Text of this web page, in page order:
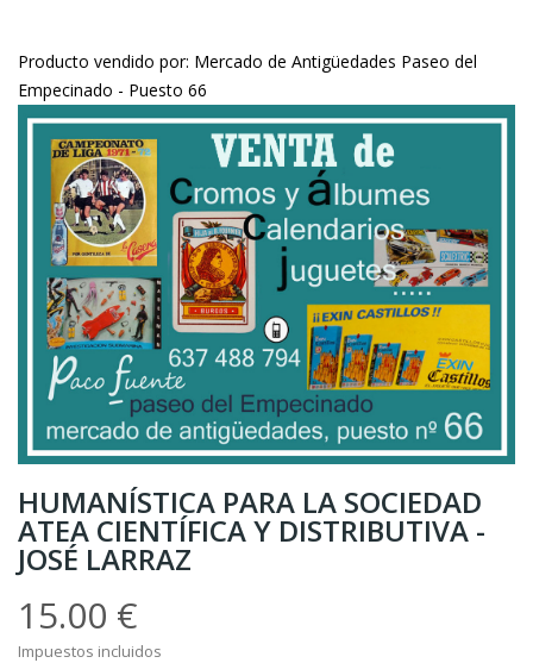
Producto vendido por: Mercado de Antigüedades Paseo del
Empecinado - Puesto 66
HUMANÍSTICA PARA LA SOCIEDAD
ATEA CIENTÍFICA Y DISTRIBUTIVA -
JOSÉ LARRAZ
15.00 €
Impuestos incluidos